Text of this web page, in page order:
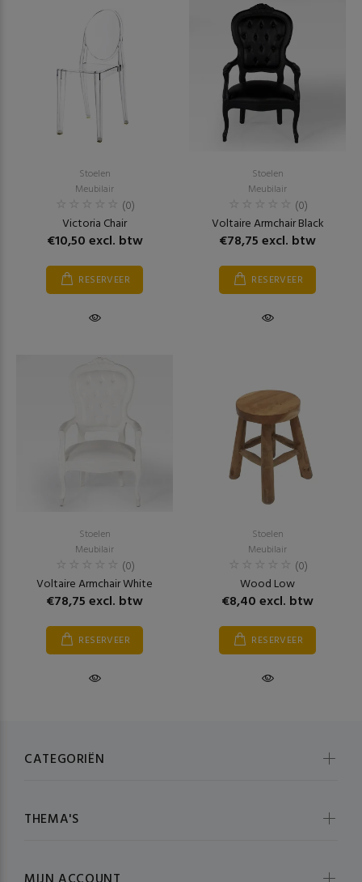
Stoelen
Meubilair
(0)
Victoria Chair
€10,50 excl. btw
RESERVEER
Stoelen
Meubilair
(0)
Voltaire Armchair Black
€78,75 excl. btw
RESERVEER
Stoelen
Meubilair
(0)
Voltaire Armchair White
€78,75 excl. btw
RESERVEER
Stoelen
Meubilair
(0)
Wood Low
€8,40 excl. btw
RESERVEER
CATEGORIËN
THEMA'S